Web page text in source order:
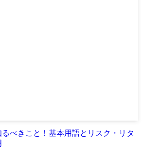
べきこと！基本用語とリスク・リタ